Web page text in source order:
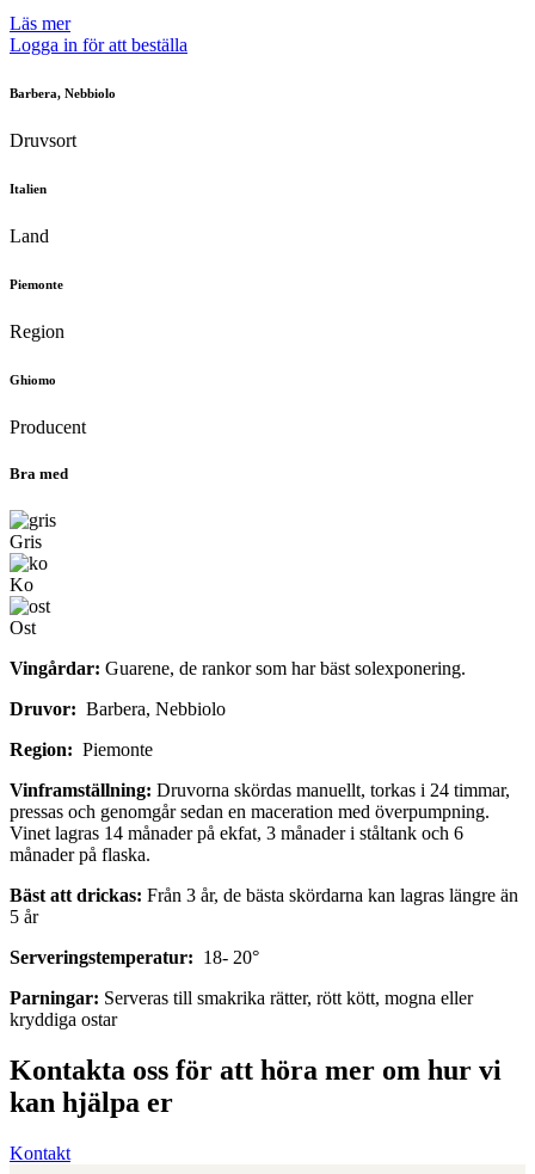
Läs mer
Logga in för att beställa
Barbera, Nebbiolo
Druvsort
Italien
Land
Piemonte
Region
Ghiomo
Producent
Bra med
Gris
Ko
Ost
Vingårdar: Guarene, de rankor som har bäst solexponering.
Druvor: Barbera, Nebbiolo
Region: Piemonte
Vinframställning: Druvorna skördas manuellt, torkas i 24 timmar,
pressas och genomgår sedan en maceration med överpumpning.
Vinet lagras 14 månader på ekfat, 3 månader i ståltank och 6
månader på flaska.
Bäst att drickas: Från 3 år, de bästa skördarna kan lagras längre än
5 år
Serveringstemperatur: 18- 20°
Parningar: Serveras till smakrika rätter, rött kött, mogna eller
kryddiga ostar
Kontakta oss för att höra mer om hur vi
kan hjälpa er
Kontakt